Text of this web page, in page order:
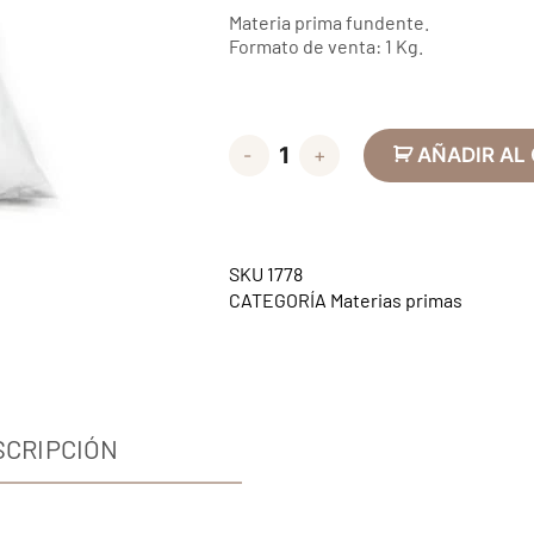
Materia prima fundente.
Formato de venta: 1 Kg.
- + AÑADIR AL
SKU 1778
CATEGORÍA Materias primas